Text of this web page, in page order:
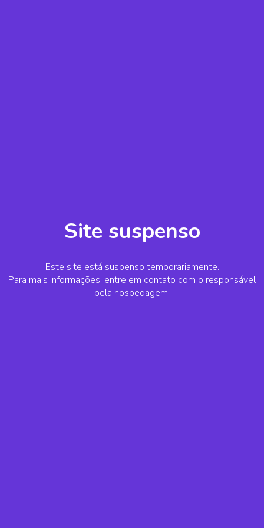
Site suspenso
Este site está suspenso temporariamente.
Para mais informações, entre em contato com o responsável
pela hospedagem.